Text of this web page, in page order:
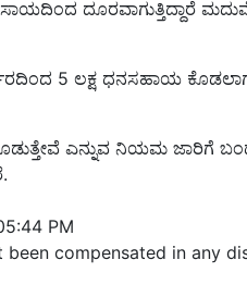
ಎನ್ನುವ ನಿಯಮ ಜಾರಿಗೆ
compensated in any